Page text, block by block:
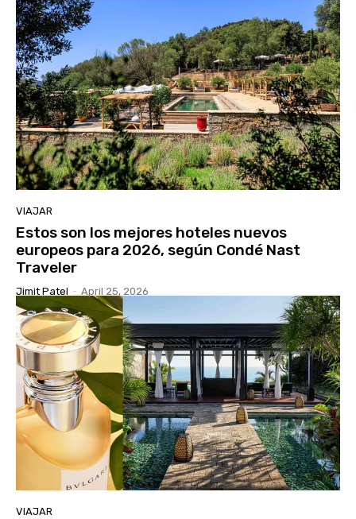
VIAJAR
Estos son los mejores hoteles nuevos
europeos para 2026, según Condé Nast
Traveler
Jimit Patel - April 25, 2026
VIAJAR